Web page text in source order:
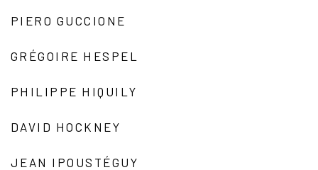
PIERO GUCCIONE
GRÉGOIRE HESPEL
PHILIPPE HIQUILY
DAVID HOCKNEY
JEAN IPOUSTÉGUY